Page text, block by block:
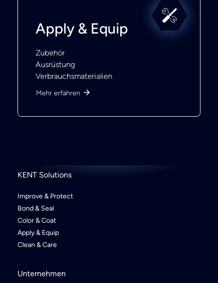
Apply & Equip
Zubehör
Ausrüstung
Verbrauchsmaterialien
Mehr erfahren
KENT Solutions
Improve & Protect
Bond & Seal
Color & Coat
Apply & Equip
Clean & Care
Unternehmen